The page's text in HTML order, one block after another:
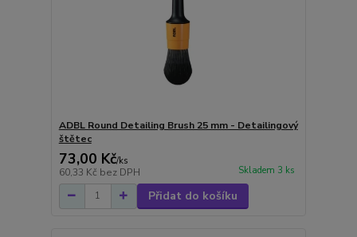
ADBL Round Detailing Brush 25 mm - Detailingový
štětec
73,00 Kč/ks
60,33 Kč bez DPH Skladem 3 ks
Přidat do košíku